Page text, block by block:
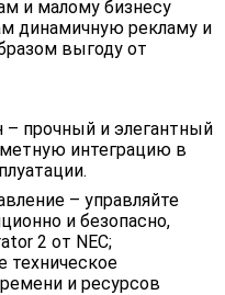
и малому бизнесу
динамичную рекламу и
выгоду от
прочный и элегантный
интеграцию в
– управляйте
и безопасно,
2 от NEC;
техническое
и ресурсов